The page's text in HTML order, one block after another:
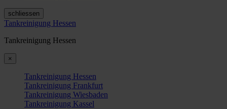
schliessen
Tankreinigung Hessen
Tankreinigung Hessen
×
Tankreinigung Hessen
Tankreinigung Frankfurt
Tankreinigung Wiesbaden
Tankreinigung Kassel